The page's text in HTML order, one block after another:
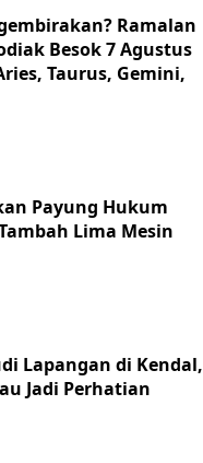
Ramalan
Besok 7 Agustus
Taurus, Gemini,
Payung Hukum
Lima Mesin
Lapangan di Kendal,
Jadi Perhatian